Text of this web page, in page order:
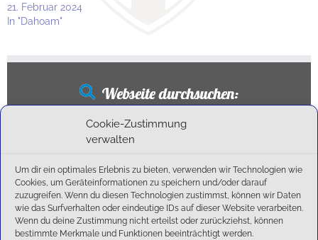
Cookie-Zustimmung
verwalten
Um dir ein optimales Erlebnis zu bieten, verwenden wir Technologien wie
Cookies, um Geräteinformationen zu speichern und/oder darauf
zuzugreifen. Wenn du diesen Technologien zustimmst, können wir Daten
wie das Surfverhalten oder eindeutige IDs auf dieser Website verarbeiten.
Wenn du deine Zustimmung nicht erteilst oder zurückziehst, können
bestimmte Merkmale und Funktionen beeinträchtigt werden.
21. Februar 2024
In "Dahoam"
Webseite durchsuchen:
Neueste Beiträge
Ballschule erweitert!